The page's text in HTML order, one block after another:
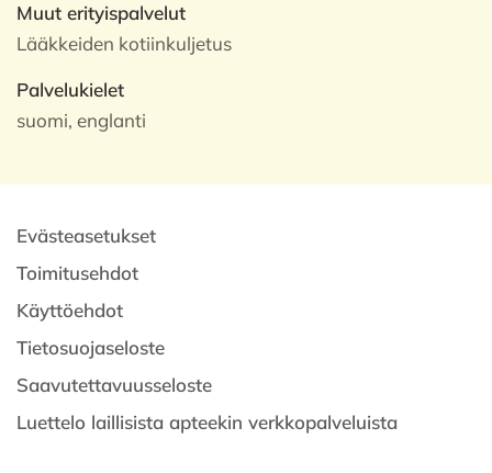
Muut erityispalvelut
Lääkkeiden kotiinkuljetus
Palvelukielet
suomi, englanti
Evästeasetukset
Toimitusehdot
Käyttöehdot
Tietosuojaseloste
Saavutettavuusseloste
Luettelo laillisista apteekin verkkopalveluista